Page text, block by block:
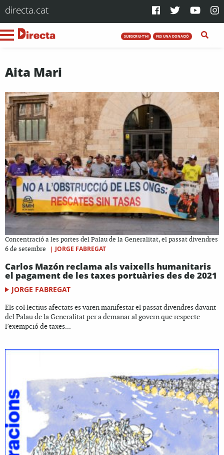
directa.cat
SUBSCRIU-T'HI FES UNA DONACIÓ
Aita Mari
Concentració a les portes del Palau de la Generalitat, el passat divendres
6 de setembre
| JORGE FABREGAT
Carlos Mazón reclama als vaixells humanitaris
el pagament de les taxes portuàries des de 2021
JORGE FABREGAT
Els col·lectius afectats es varen manifestar el passat divendres davant
del Palau de la Generalitat per a demanar al govern que respecte
l’exempció de taxes...